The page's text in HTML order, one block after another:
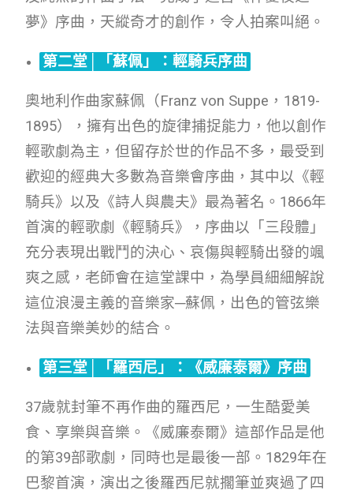
夢》序曲，天縱奇才的創作，令人拍案叫絕。
第二堂│「蘇佩」：輕騎兵序曲
奧地利作曲家蘇佩（Franz von Suppe，1819-
1895），擁有出色的旋律捕捉能力，他以創作
輕歌劇為主，但留存於世的作品不多，最受到
歡迎的經典大多數為音樂會序曲，其中以《輕
騎兵》以及《詩人與農夫》最為著名。1866年
首演的輕歌劇《輕騎兵》，序曲以「三段體」
充分表現出戰鬥的決心、哀傷與輕騎出發的颯
爽之感，老師會在這堂課中，為學員細細解說
這位浪漫主義的音樂家─蘇佩，出色的管弦樂
法與音樂美妙的結合。
第三堂│「羅西尼」：《威廉泰爾》序曲
37歲就封筆不再作曲的羅西尼，一生酷愛美
食、享樂與音樂。《威廉泰爾》這部作品是他
的第39部歌劇，同時也是最後一部。1829年在
巴黎首演，演出之後羅西尼就擱筆並爽過了四